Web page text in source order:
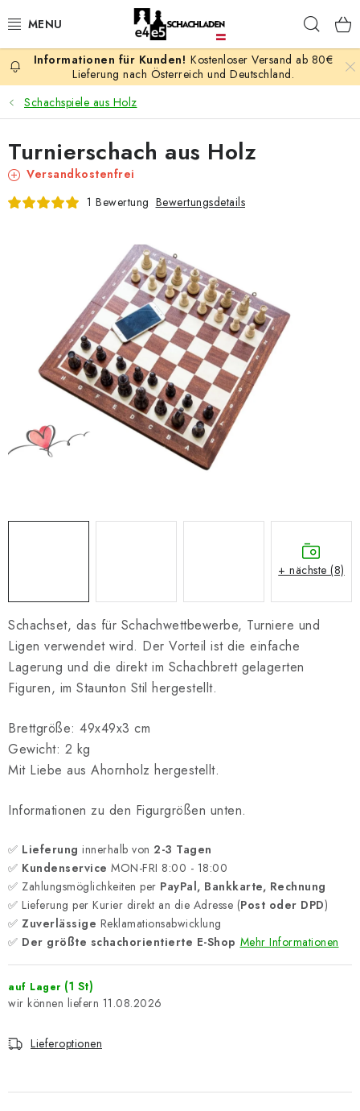
Inhalt
AKTION
SCHACHSPIELE
SCHACHFIGUREN
SCHACHBRETTER
SCHACHBÜCHER
SCHACH-ANTIQUITÄTENLADEN
SCHACH ONLINE
SCHACH-MERCH
SCHACH GESCHENKE
Geschäftsbedingungen
Kostenloser Versand ab 80€
Lieferung nach Österreich und Deutschland.
Schachspiele aus Holz
Schachset, das für Schachwettbewerbe, Turniere und
Ligen verwendet wird. Der Vorteil ist die einfache
Lagerung und die direkt im Schachbrett gelagerten
Figuren, im Staunton Stil hergestellt.
Brettgröße: 49x49x3 cm
Gewicht: 2 kg
Mit Liebe aus Ahornholz hergestellt.
Informationen zu den Figurgrößen unten.
✅ Lieferung innerhalb von 2-3 Tagen
✅ Kundenservice MON-FRI 8:00 - 18:00
✅ Zahlungsmöglichkeiten per PayPal, Bankkarte, Rechnung
✅ Lieferung per Kurier direkt an die Adresse (Post oder DPD)
✅ Zuverlässige Reklamationsabwicklung
✅ Der größte schachorientierte E-Shop Mehr Informationen
auf Lager (1 St)
11.08.2026
Lieferoptionen
Turnierschach aus Holz
Versandkostenfrei
1 Bewertung Bewertungsdetails
+ nächste (8)